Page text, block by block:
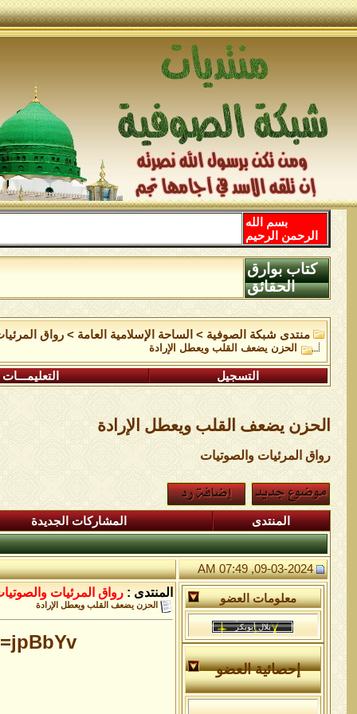
بسم الله
الرحمن الرحيم
كتاب بوارق
الحقائق
منتدى شبكة الصوفية > الساحة اﻹسلامية العامة >رواق
الحزن يضعف القلب ويعطل الإرادة
التسجيل التعليمـــات
الحزن يضعف القلب ويعطل الإرادة
رواق المرئيات والصوتيات
المنتدى المشاركات الجديدة
09-03-2024, 07:49 AM
معلومات العضو
إحصائية العضو
المنتدى : رواق المرئيات
الحزن يضعف القلب ويعطل الإرادة
]